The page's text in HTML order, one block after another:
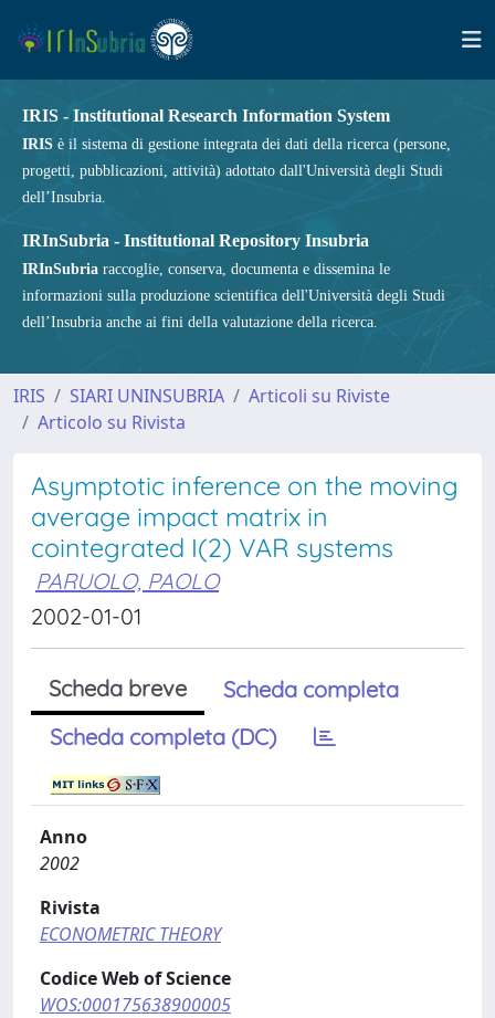
IRIS - Institutional Research Information System
IRIS è il sistema di gestione integrata dei dati della ricerca (persone,
progetti, pubblicazioni, attività) adottato dall'Università degli Studi
dell’Insubria.
IRInSubria - Institutional Repository Insubria
IRInSubria raccoglie, conserva, documenta e dissemina le
informazioni sulla produzione scientifica dell'Università degli Studi
dell’Insubria anche ai fini della valutazione della ricerca.
IRIS SIARI UNINSUBRIA
Articoli su Riviste
Articolo su Rivista
Asymptotic inference on the moving
average impact matrix in
cointegrated I(2) VAR systems
PARUOLO, PAOLO
2002-01-01
Scheda breve
Scheda completa
Scheda completa (DC)
Anno
2002
Rivista
ECONOMETRIC THEORY
Codice Web of Science
WOS:000175638900005